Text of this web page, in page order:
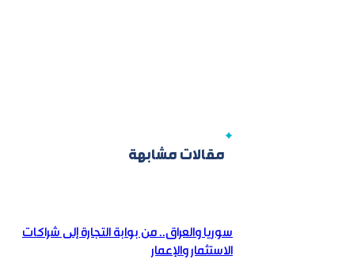
مقالات مشابهة
سوريا والعراق.. من بوابة التجارة إلى شراكات
الاستثمار والإعمار